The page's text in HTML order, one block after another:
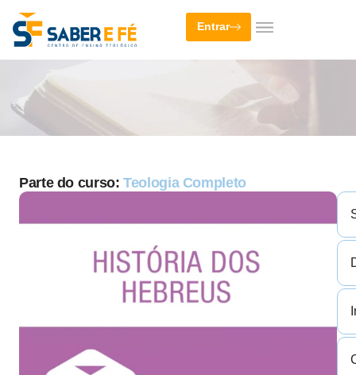
Entrar
Parte do curso:Teologia Completo